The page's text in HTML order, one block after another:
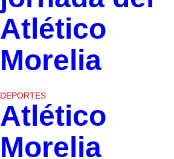
Atlético
Morelia
DEPORTES
Atlético
Morelia